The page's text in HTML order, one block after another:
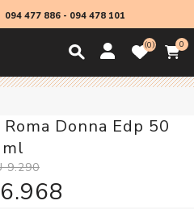
094 477 886- 094 478 101
0 0
Born in Roma Donna Edp 50 ml
Donna Edp 50
ml
9.290